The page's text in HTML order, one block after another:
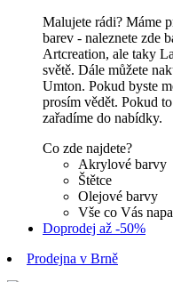
Malujete rádi? Máme
barev - naleznete zde
Artcreation, ale taky
světě. Dále můžete
Umton. Pokud byste
prosím vědět. Pokud
zařadíme do nabídky.
Co zde najdete?
Akrylové barvy
Štětce
Olejové barvy
Vše co Vás
Doprodej až -50%
Prodejna v Brně